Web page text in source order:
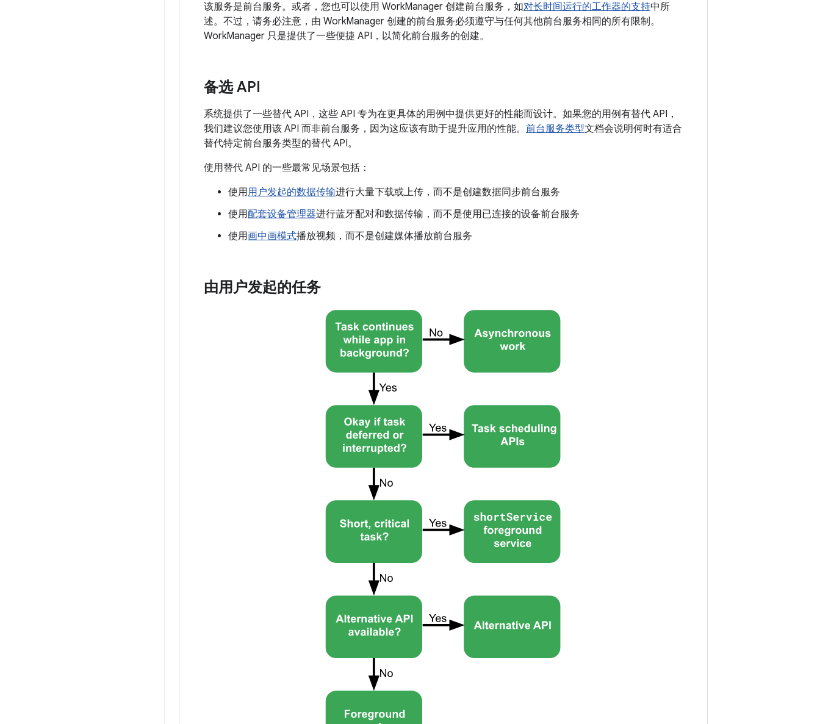
该服务是前台服务。或者，您也可以使用 WorkManager 创建前台服务，如对长时间运行的工作器的支持中所
述。不过，请务必注意，由 WorkManager 创建的前台服务必须遵守与任何其他前台服务相同的所有限制。
WorkManager 只是提供了一些便捷 API，以简化前台服务的创建。
备选 API
系统提供了一些替代 API，这些 API 专为在更具体的用例中提供更好的性能而设计。如果您的用例有替代 API，
我们建议您使用该 API 而非前台服务，因为这应该有助于提升应用的性能。 前台服务类型文档会说明何时有适合
替代特定前台服务类型的替代 API。
使用替代 API 的一些最常见场景包括：
使用用户发起的数据传输进行大量下载或上传，而不是创建数据同步前台服务
使用配套设备管理器进行蓝牙配对和数据传输，而不是使用已连接的设备前台服务
使用画中画模式播放视频，而不是创建媒体播放前台服务
由用户发起的任务